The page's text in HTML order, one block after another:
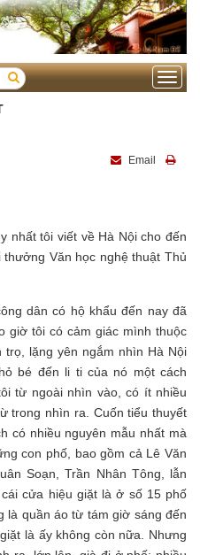
Toggle
Email
nhất tôi viết về Hà Nội cho đến
Văn học nghệ thuật Thủ
dân có hộ khẩu đến nay đã
giờ tôi có cảm giác mình thuộc
lặng yên ngắm nhìn Hà Nội
bé đến li ti của nó một cách
từ ngoài nhìn vào, có ít nhiều
trong nhìn ra. Cuốn tiểu thuyết
có nhiều nguyên mẫu nhất mà
con phố, bao gồm cả Lê Văn
Soạn, Trần Nhân Tông, lẫn
cửa hiệu giặt là ở số 15 phố
là quần áo từ tám giờ sáng đến
là ấy không còn nữa. Nhưng